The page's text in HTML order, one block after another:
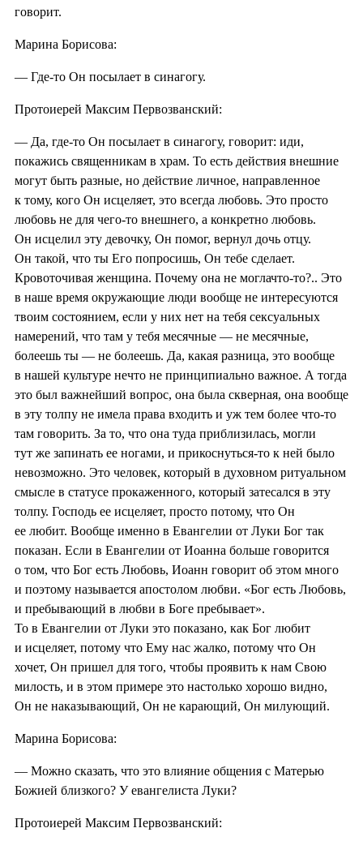
говорит.
Марина Борисова:
— Где-то Он посылает в синагогу.
Протоиерей Максим Первозванский:
— Да, где-то Он посылает в синагогу, говорит: иди,
покажись священникам в храм. То есть действия внешние
могут быть разные, но действие личное, направленное
к тому, кого Он исцеляет, это всегда любовь. Это просто
любовь не для чего-то внешнего, а конкретно любовь.
Он исцелил эту девочку, Он помог, вернул дочь отцу.
Он такой, что ты Его попросишь, Он тебе сделает.
Кровоточивая женщина. Почему она не моглачто-то?.. Это
в наше время окружающие люди вообще не интересуются
твоим состоянием, если у них нет на тебя сексуальных
намерений, что там у тебя месячные — не месячные,
болеешь ты — не болеешь. Да, какая разница, это вообще
в нашей культуре нечто не принципиально важное. А тогда
это был важнейший вопрос, она была скверная, она вообще
в эту толпу не имела права входить и уж тем более что-то
там говорить. За то, что она туда приблизилась, могли
тут же запинать ее ногами, и прикоснуться-то к ней было
невозможно. Это человек, который в духовном ритуальном
смысле в статусе прокаженного, который затесался в эту
толпу. Господь ее исцеляет, просто потому, что Он
ее любит. Вообще именно в Евангелии от Луки Бог так
показан. Если в Евангелии от Иоанна больше говорится
о том, что Бог есть Любовь, Иоанн говорит об этом много
и поэтому называется апостолом любви. «Бог есть Любовь,
и пребывающий в любви в Боге пребывает».
То в Евангелии от Луки это показано, как Бог любит
и исцеляет, потому что Ему нас жалко, потому что Он
хочет, Он пришел для того, чтобы проявить к нам Свою
милость, и в этом примере это настолько хорошо видно,
Он не наказывающий, Он не карающий, Он милующий.
Марина Борисова:
— Можно сказать, что это влияние общения с Матерью
Божией близкого? У евангелиста Луки?
Протоиерей Максим Первозванский: